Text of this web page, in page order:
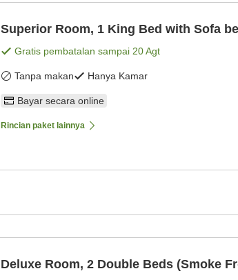
Superior Room, 1 King Bed with Sofa
Gratis pembatalan sampai 20 Agt
Tanpa makan Hanya Kamar
Bayar secara online
Rincian paket lainnya
Deluxe Room, 2 Double Beds (Smoke